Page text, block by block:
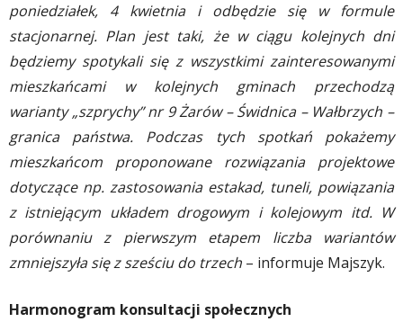
poniedziałek, 4 kwietnia i odbędzie się w formule
stacjonarnej. Plan jest taki, że w ciągu kolejnych dni
będziemy spotykali się z wszystkimi zainteresowanymi
mieszkańcami w kolejnych gminach przechodzą
warianty „szprychy” nr 9 Żarów – Świdnica – Wałbrzych –
granica państwa. Podczas tych spotkań pokażemy
mieszkańcom proponowane rozwiązania projektowe
dotyczące np. zastosowania estakad, tuneli, powiązania
z istniejącym układem drogowym i kolejowym itd. W
porównaniu z pierwszym etapem liczba wariantów
zmniejszyła się z sześciu do trzech – informuje Majszyk.
Harmonogram konsultacji społecznych